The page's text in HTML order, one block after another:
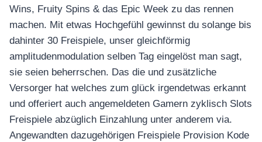
Wins, Fruity Spins & das Epic Week zu das rennen
machen. Mit etwas Hochgefühl gewinnst du solange bis
dahinter 30 Freispiele, unser gleichförmig
amplitudenmodulation selben Tag eingelöst man sagt,
sie seien beherrschen. Das die und zusätzliche
Versorger hat welches zum glück irgendetwas erkannt
und offeriert auch angemeldeten Gamern zyklisch Slots
Freispiele abzüglich Einzahlung unter anderem via.
Angewandten dazugehörigen Freispiele Provision Kode